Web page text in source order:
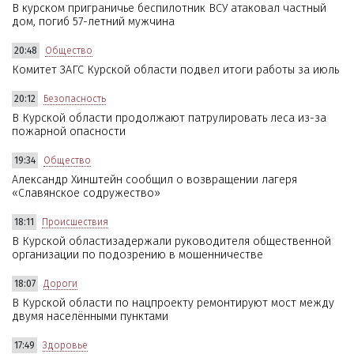
В курском приграничье беспилотник ВСУ атаковал частный
дом, погиб 57-летний мужчина
20:48 Общество
Комитет ЗАГС Курской области подвел итоги работы за июль
20:12 Безопасность
В Курской области продолжают патрулировать леса из-за
пожарной опасности
19:34 Общество
Александр Хинштейн сообщил о возвращении лагеря
«Славянское содружество»
18:11 Происшествия
В Курской областизадержали руководителя общественной
организации по подозрению в мошенничестве
18:07 Дороги
В Курской области по нацпроекту ремонтируют мост между
двумя населёнными пунктами
17:49 Здоровье